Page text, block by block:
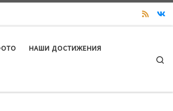
НАШИ ДОСТИЖЕНИЯ